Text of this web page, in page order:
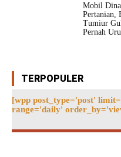
Mobil
Pertanian,
Tumiur
Pernah
TERPOPULER
[wpp post_type='post'
range='daily'